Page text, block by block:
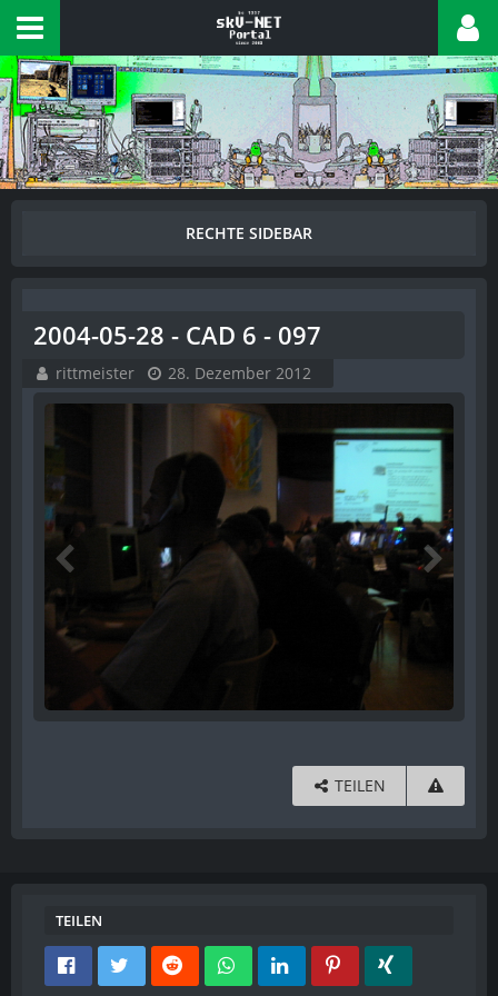
2004-05-28 - CAD 6 - 097
rittmeister 28. Dezember 2012
TEILEN
TEILEN